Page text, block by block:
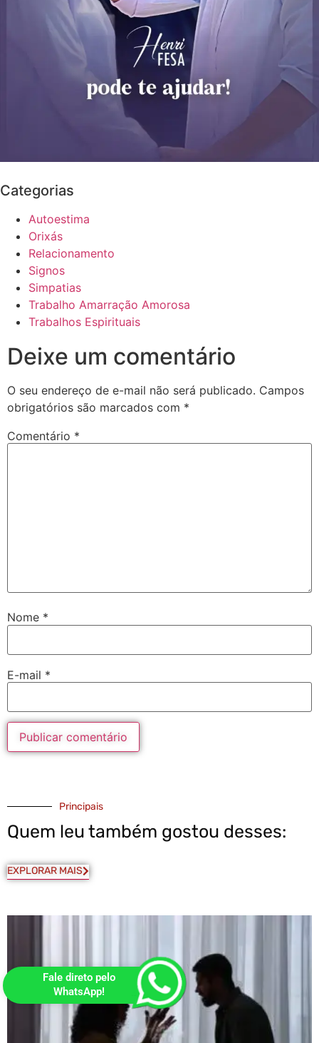
Categorias
Autoestima
Orixás
Relacionamento
Signos
Simpatias
Trabalho Amarração Amorosa
Trabalhos Espirituais
Deixe um comentário
O seu endereço de e-mail não será publicado. Campos
obrigatórios são marcados com *
Comentário *
Nome *
E-mail *
Principais
Quem leu também gostou desses:
EXPLORAR MAIS
Fale direto pelo
WhatsApp!